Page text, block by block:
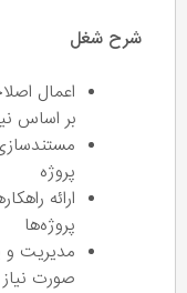
شرح شغل
اعمال
بر اساس
پروژه
ارائه
پروژه‌ها
مدیریت و
صورت نیاز